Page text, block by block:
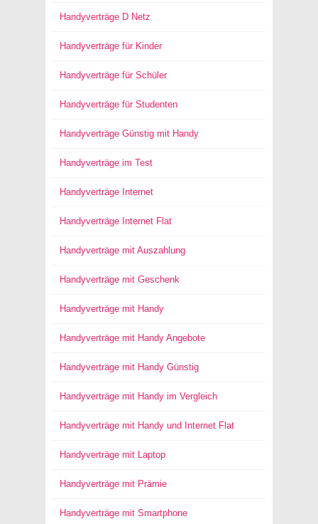
Handyverträge D Netz
Handyverträge für Kinder
Handyverträge für Schüler
Handyverträge für Studenten
Handyverträge Günstig mit Handy
Handyverträge im Test
Handyverträge Internet
Handyverträge Internet Flat
Handyverträge mit Auszahlung
Handyverträge mit Geschenk
Handyverträge mit Handy
Handyverträge mit Handy Angebote
Handyverträge mit Handy Günstig
Handyverträge mit Handy im Vergleich
Handyverträge mit Handy und Internet Flat
Handyverträge mit Laptop
Handyverträge mit Prämie
Handyverträge mit Smartphone